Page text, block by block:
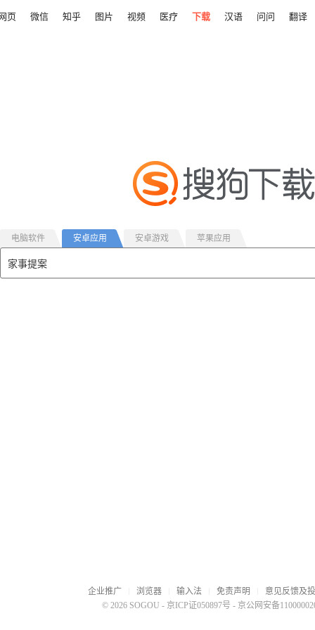
页 微信 知乎 图片 视频 医疗 下载 汉语 问问 翻译
电脑软件 安卓应用 安卓游戏 苹果应用
企业推广 浏览器 输入法 免责声明
意见反馈及
© 2026 SOGOU - 京ICP证050897号 - 京公网安备